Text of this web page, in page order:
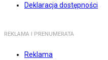
Deklaracja dostępności
REKLAMA I PRENUMERATA
Reklama